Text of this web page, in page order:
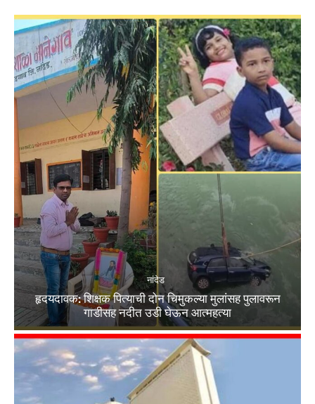
नांदेड
हृदयदावक: शिक्षक पित्याची दोन चिमुकल्या मुलांसह पुलावरून
गाडीसह नदीत उडी घेऊन आत्महत्या